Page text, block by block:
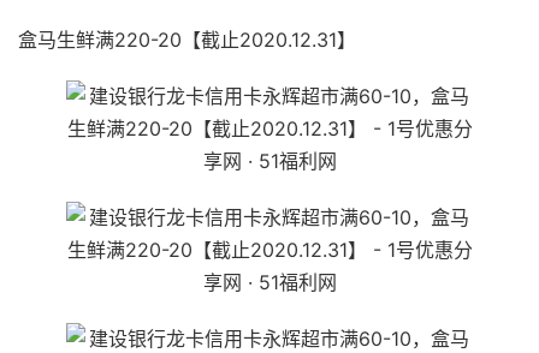
盒马生鲜满220-20【截止2020.12.31】